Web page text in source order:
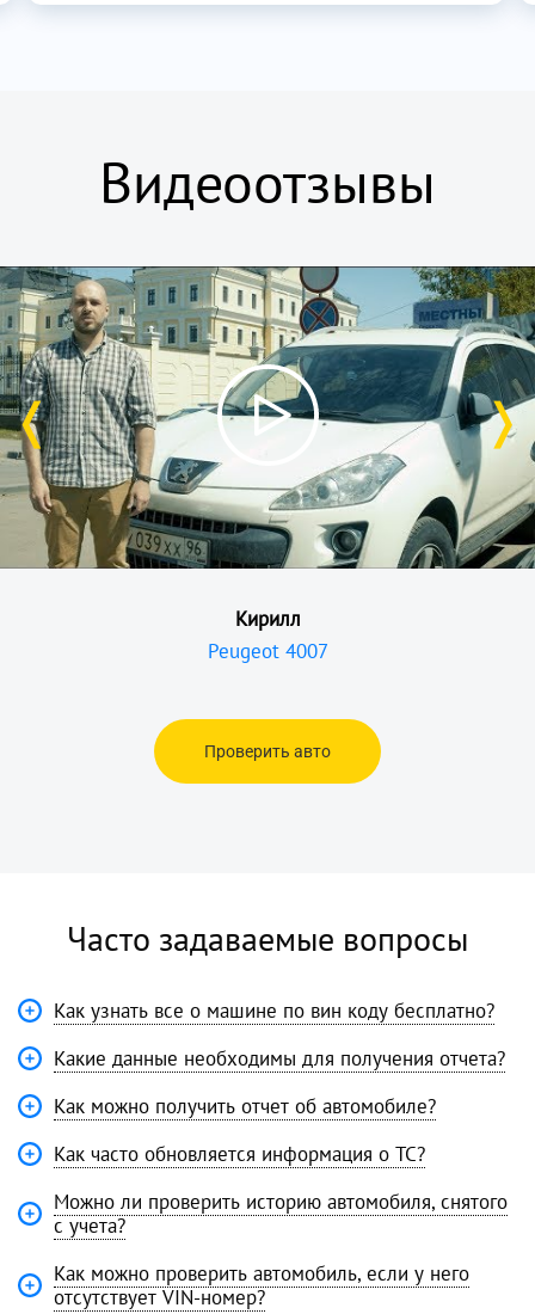
Видеоотзывы
Кирилл
Peugeot 4007
❬ ❭
Проверить авто
Часто задаваемые вопросы
Как узнать все о машине по вин коду бесплатно?
Какие данные необходимы для получения отчета?
Как можно получить отчет об автомобиле?
Как часто обновляется информация о ТС?
Можно ли проверить историю автомобиля, снятого
с учета?
Как можно проверить автомобиль, если у него
отсутствует VIN-номер?